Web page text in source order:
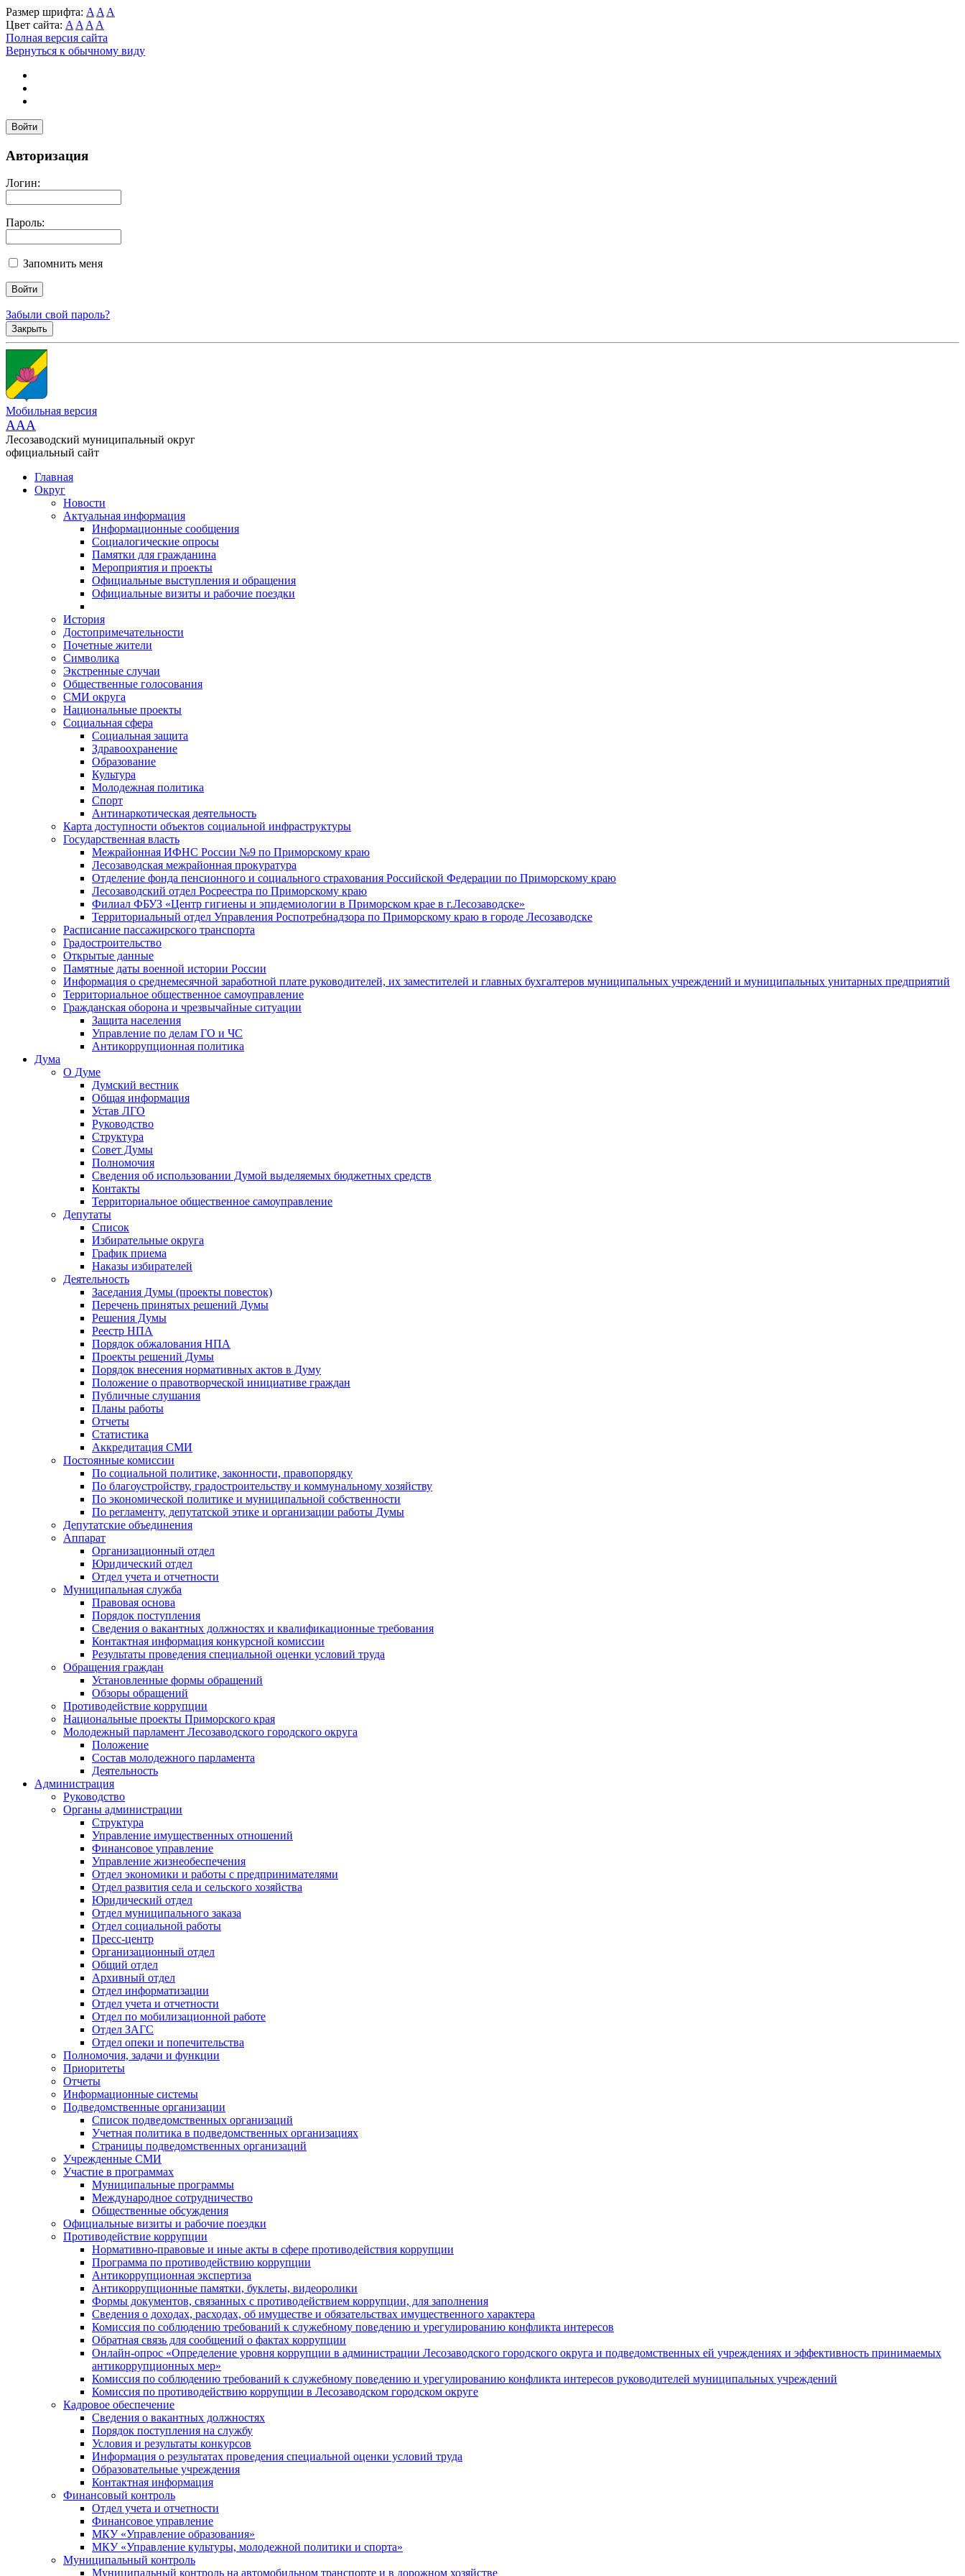
Размер шрифта: A A A
Цвет сайта: A A A A
Полная версия сайта
Вернуться к обычному виду
Войти
Авторизация
Логин:
Пароль:
Запомнить меня
Забыли свой пароль?
Закрыть
Мобильная версия
AAA
Лесозаводский муниципальный округ
официальный сайт
Главная
Округ
Новости
Актуальная информация
Информационные сообщения
Социалогические опросы
Памятки для гражданина
Мероприятия и проекты
Официальные выступления и обращения
Официальные визиты и рабочие поездки
История
Достопримечательности
Почетные жители
Символика
Экстренные случаи
Общественные голосования
СМИ округа
Национальные проекты
Социальная сфера
Социальная защита
Здравоохранение
Образование
Культура
Молодежная политика
Спорт
Антинаркотическая деятельность
Карта доступности объектов социальной инфраструктуры
Государственная власть
Межрайонная ИФНС России №9 по Приморскому краю
Лесозаводская межрайонная прокуратура
Отделение фонда пенсионного и социального страхования Российской Федерации по Приморскому краю
Лесозаводский отдел Росреестра по Приморскому краю
Филиал ФБУЗ «Центр гигиены и эпидемиологии в Приморском крае в г.Лесозаводске»
Территориальный отдел Управления Роспотребнадзора по Приморскому краю в городе Лесозаводске
Расписание пассажирского транспорта
Градостроительство
Открытые данные
Памятные даты военной истории России
Информация о среднемесячной заработной плате руководителей, их заместителей и главных бухгалтеров муниципальных учреждений и муниципальных унитарных предприятий
Территориальное общественное самоуправление
Гражданская оборона и чрезвычайные ситуации
Защита населения
Управление по делам ГО и ЧС
Антикоррупционная политика
Дума
О Думе
Думский вестник
Общая информация
Устав ЛГО
Руководство
Структура
Совет Думы
Полномочия
Сведения об использовании Думой выделяемых бюджетных средств
Контакты
Территориальное общественное самоуправление
Депутаты
Список
Избирательные округа
График приема
Наказы избирателей
Деятельность
Заседания Думы (проекты повесток)
Перечень принятых решений Думы
Решения Думы
Реестр НПА
Порядок обжалования НПА
Проекты решений Думы
Порядок внесения нормативных актов в Думу
Положение о правотворческой инициативе граждан
Публичные слушания
Планы работы
Отчеты
Статистика
Аккредитация СМИ
Постоянные комиссии
По социальной политике, законности, правопорядку
По благоустройству, градостроительству и коммунальному хозяйству
По экономической политике и муниципальной собственности
По регламенту, депутатской этике и организации работы Думы
Депутатские объединения
Аппарат
Организационный отдел
Юридический отдел
Отдел учета и отчетности
Муниципальная служба
Правовая основа
Порядок поступления
Сведения о вакантных должностях и квалификационные требования
Контактная информация конкурсной комиссии
Результаты проведения специальной оценки условий труда
Обращения граждан
Установленные формы обращений
Обзоры обращений
Противодействие коррупции
Национальные проекты Приморского края
Молодежный парламент Лесозаводского городского округа
Положение
Состав молодежного парламента
Деятельность
Администрация
Руководство
Органы администрации
Структура
Управление имущественных отношений
Финансовое управление
Управление жизнеобеспечения
Отдел экономики и работы с предпринимателями
Отдел развития села и сельского хозяйства
Юридический отдел
Отдел муниципального заказа
Отдел социальной работы
Пресс-центр
Организационный отдел
Общий отдел
Архивный отдел
Отдел информатизации
Отдел учета и отчетности
Отдел по мобилизационной работе
Отдел ЗАГС
Отдел опеки и попечительства
Полномочия, задачи и функции
Приоритеты
Отчеты
Информационные системы
Подведомственные организации
Список подведомственных организаций
Учетная политика в подведомственных организациях
Страницы подведомственных организаций
Учрежденные СМИ
Участие в программах
Муниципальные программы
Международное сотрудничество
Общественные обсуждения
Официальные визиты и рабочие поездки
Противодействие коррупции
Нормативно-правовые и иные акты в сфере противодействия коррупции
Программа по противодействию коррупции
Антикоррупционная экспертиза
Антикоррупционные памятки, буклеты, видеоролики
Формы документов, связанных с противодействием коррупции, для заполнения
Сведения о доходах, расходах, об имуществе и обязательствах имущественного характера
Комиссия по соблюдению требований к служебному поведению и урегулированию конфликта интересов
Обратная связь для сообщений о фактах коррупции
Онлайн-опрос «Определение уровня коррупции в администрации Лесозаводского городского округа и подведомственных ей учреждениях и эффективность принимаемых
антикоррупционных мер»
Комиссия по соблюдению требований к служебному поведению и урегулированию конфликта интересов руководителей муниципальных учреждений
Комиссия по противодействию коррупции в Лесозаводском городском округе
Кадровое обеспечение
Сведения о вакантных должностях
Порядок поступления на службу
Условия и результаты конкурсов
Информация о результатах проведения специальной оценки условий труда
Образовательные учреждения
Контактная информация
Финансовый контроль
Отдел учета и отчетности
Финансовое управление
МКУ «Управление образования»
МКУ «Управление культуры, молодежной политики и спорта»
Муниципальный контроль
Муниципальный контроль на автомобильном транспорте и в дорожном хозяйстве